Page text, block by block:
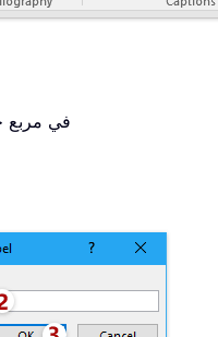
في مربع